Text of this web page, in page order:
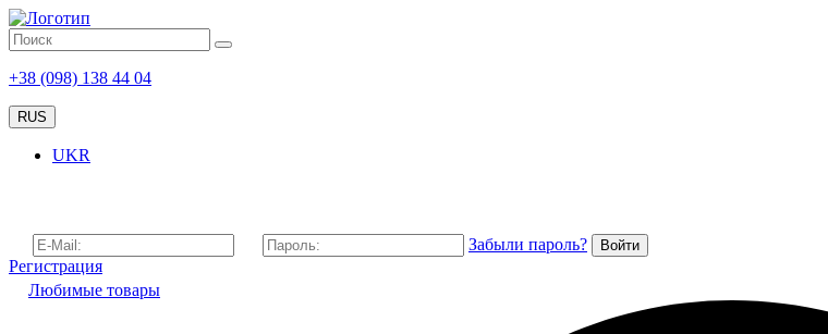
+38 (098) 138 44 04
RUS
UKR
Забыли пароль? Войти
Регистрация
Любимые товары